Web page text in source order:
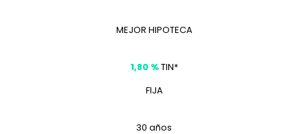
MEJOR HIPOTECA
1,80 %TIN*
FIJA
30 años